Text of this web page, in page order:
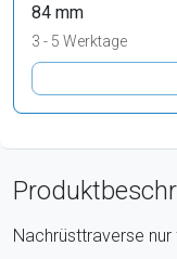
84 mm
3 - 5 Werktage
Nachrüsttraverse nur